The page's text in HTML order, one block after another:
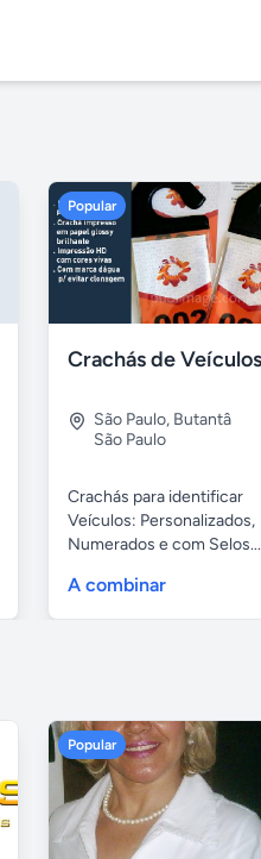
Popular
São Paulo, Butantâ
São Paulo
Crachás para identificar
Veículos: Personalizados,
Numerados e com Selos...
A combinar
Popular